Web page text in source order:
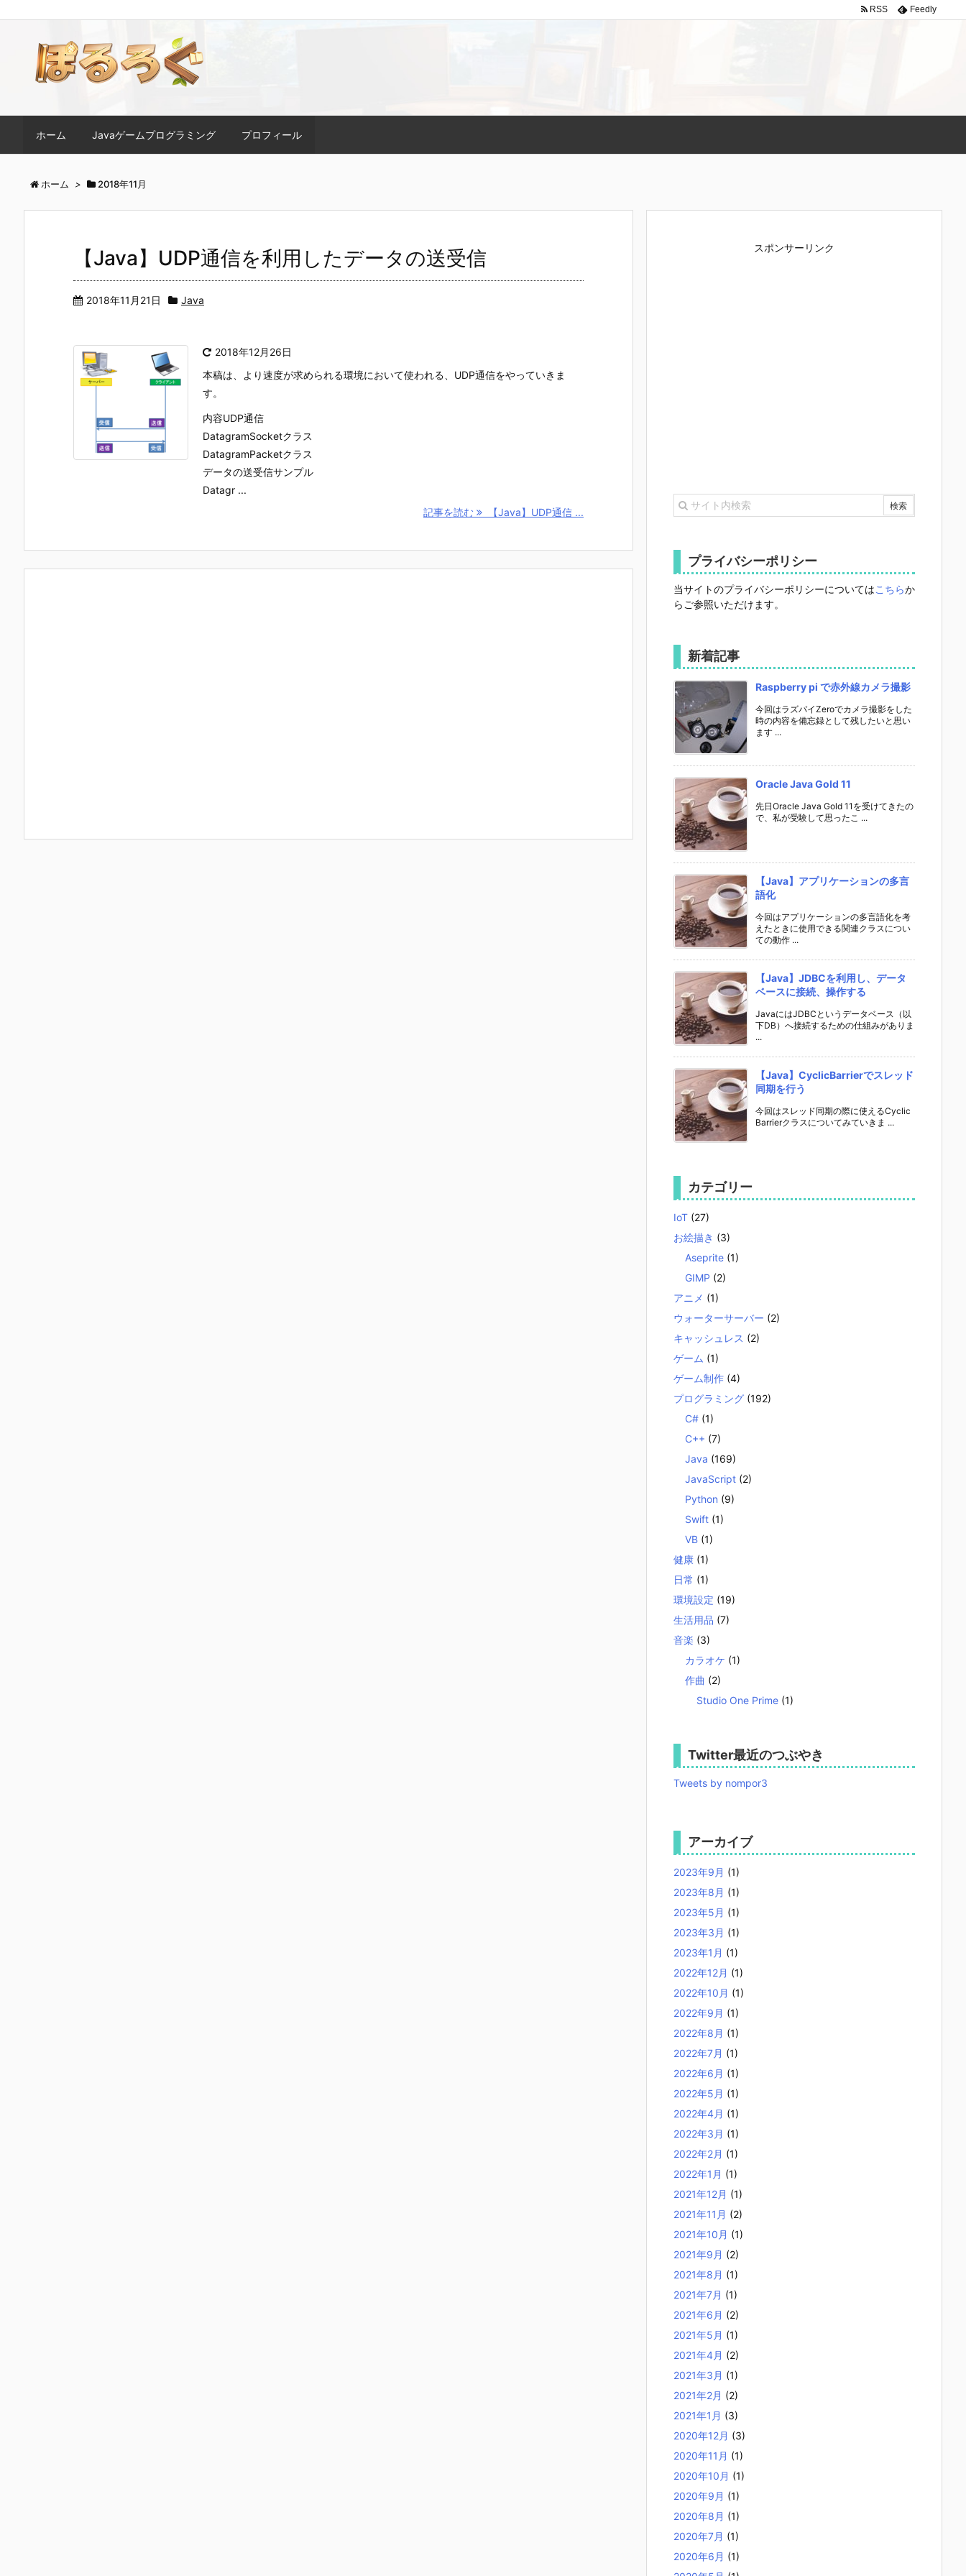
ホーム Javaゲームプログラミング プロフィール
RSS Feedly
ホーム > 2018年11月
【Java】UDP通信を利用したデータの送受信
2018年11月21日 Java
2018年12月26日
本稿は、より速度が求められる環境において使われる、UDP通信をやっていきま
す。
内容UDP通信
DatagramSocketクラス
DatagramPacketクラス
データの送受信サンプル
Datagr ...
記事を読む
【Java】UDP通信 ...
スポンサーリンク
プライバシーポリシー
当サイトのプライバシーポリシーについてはこちらか
らご参照いただけます。
新着記事
Raspberry pi で赤外線カメラ撮影
今回はラズパイZeroでカメラ撮影をした
時の内容を備忘録として残したいと思い
ます ...
Oracle Java Gold 11
先日Oracle Java Gold 11を受けてきたの
で、私が受験して思ったこ ...
【Java】アプリケーションの多言
語化
今回はアプリケーションの多言語化を考
えたときに使用できる関連クラスについ
ての動作 ...
【Java】JDBCを利用し、データ
ベースに接続、操作する
JavaにはJDBCというデータベース（以
下DB）へ接続するための仕組みがありま
...
【Java】CyclicBarrierでスレッド
同期を行う
今回はスレッド同期の際に使えるCyclic
Barrierクラスについてみていきま ...
カテゴリー
IoT (27)
お絵描き (3)
Aseprite (1)
GIMP (2)
アニメ (1)
ウォーターサーバー (2)
キャッシュレス (2)
ゲーム (1)
ゲーム制作 (4)
プログラミング (192)
C# (1)
C++ (7)
Java (169)
JavaScript (2)
Python (9)
Swift (1)
VB (1)
健康 (1)
日常 (1)
環境設定 (19)
生活用品 (7)
音楽 (3)
カラオケ (1)
作曲 (2)
Studio One Prime (1)
Twitter最近のつぶやき
Tweets by nompor3
アーカイブ
2023年9月 (1)
2023年8月 (1)
2023年5月 (1)
2023年3月 (1)
2023年1月 (1)
2022年12月 (1)
2022年10月 (1)
2022年9月 (1)
2022年8月 (1)
2022年7月 (1)
2022年6月 (1)
2022年5月 (1)
2022年4月 (1)
2022年3月 (1)
2022年2月 (1)
2022年1月 (1)
2021年12月 (1)
2021年11月 (2)
2021年10月 (1)
2021年9月 (2)
2021年8月 (1)
2021年7月 (1)
2021年6月 (2)
2021年5月 (1)
2021年4月 (2)
2021年3月 (1)
2021年2月 (2)
2021年1月 (3)
2020年12月 (3)
2020年11月 (1)
2020年10月 (1)
2020年9月 (1)
2020年8月 (1)
2020年7月 (1)
2020年6月 (1)